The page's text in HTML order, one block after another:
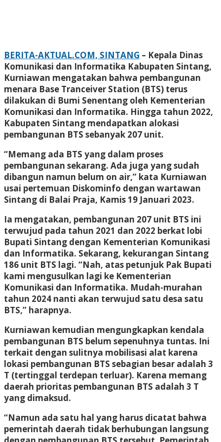
BERITA-AKTUAL.COM, SINTANG – Kepala Dinas
Komunikasi dan Informatika Kabupaten Sintang,
Kurniawan mengatakan bahwa pembangunan
menara Base Tranceiver Station (BTS) terus
dilakukan di Bumi Senentang oleh Kementerian
Komunikasi dan Informatika. Hingga tahun 2022,
Kabupaten Sintang mendapatkan alokasi
pembangunan BTS sebanyak 207 unit.
“Memang ada BTS yang dalam proses
pembangunan sekarang. Ada juga yang sudah
dibangun namun belum on air,” kata Kurniawan
usai pertemuan Diskominfo dengan wartawan
Sintang di Balai Praja, Kamis 19 Januari 2023.
Ia mengatakan, pembangunan 207 unit BTS ini
terwujud pada tahun 2021 dan 2022 berkat lobi
Bupati Sintang dengan Kementerian Komunikasi
dan Informatika. Sekarang, kekurangan Sintang
186 unit BTS lagi. “Nah, atas petunjuk Pak Bupati
kami mengusulkan lagi ke Kementerian
Komunikasi dan Informatika. Mudah-murahan
tahun 2024 nanti akan terwujud satu desa satu
BTS,” harapnya.
Kurniawan kemudian mengungkapkan kendala
pembangunan BTS belum sepenuhnya tuntas. Ini
terkait dengan sulitnya mobilisasi alat karena
lokasi pembangunan BTS sebagian besar adalah 3
T (tertinggal terdepan terluar). Karena memang
daerah prioritas pembangunan BTS adalah 3 T
yang dimaksud.
“Namun ada satu hal yang harus dicatat bahwa
pemerintah daerah tidak berhubungan langsung